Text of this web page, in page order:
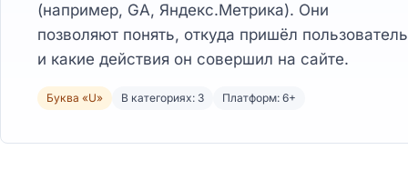
(например, GA, Яндекс.Метрика). Они
позволяют понять, откуда пришёл пользователь
и какие действия он совершил на сайте.
Буква «U» В категориях: 3 Платформ: 6+